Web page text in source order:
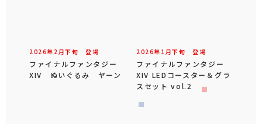
2026年 2 月下旬 登場
ファイナルファンタジー
XIV ぬいぐるみ ヤーン
2026年 1 月下旬 登場
ファイナルファンタジー
XIV LEDコースター＆グラ
スセット vol.2